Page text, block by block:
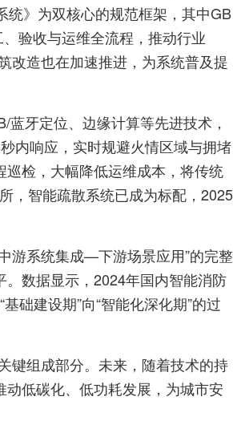
》为双核心的规范框架，其中GB
验收与运维全流程，推动行业
改造也在加速推进，为系统普及提
牙定位、边缘计算等先进技术，
内响应，实时规避火情区域与拥堵
检，大幅降低运维成本，将传统
，智能疏散系统已成为标配，2025
游系统集成—下游场景应用”的完整
数据显示，2024年国内智能消防
础建设期”向“智能化深化期”的过
键组成部分。未来，随着技术的持
低碳化、低功耗发展，为城市安